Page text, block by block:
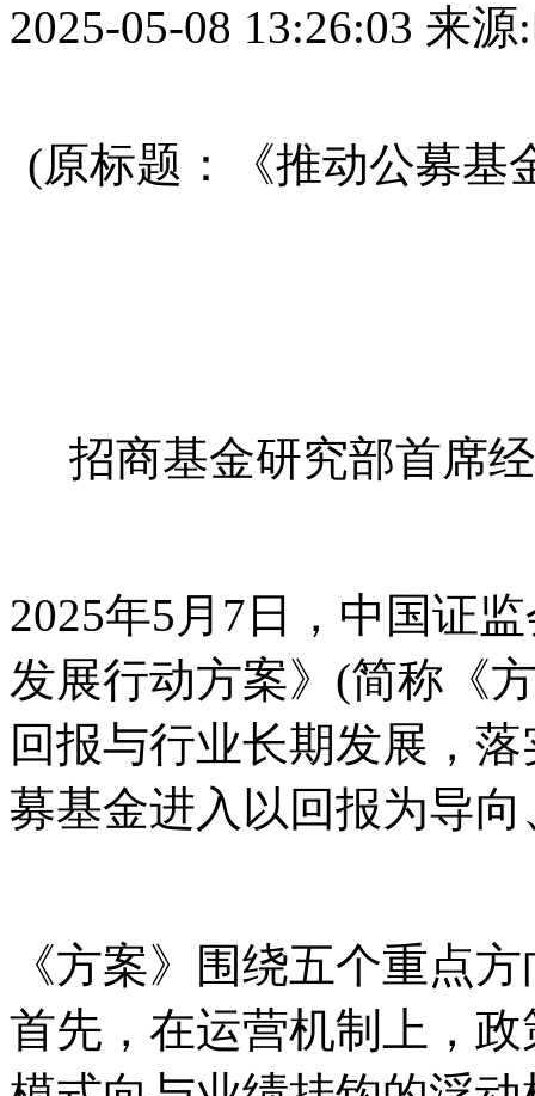
2025-05-08 13:26:03 来源
(原标题：《推动公募基
招商基金研究部首席
2025年5月7日，中国证
发展行动方案》(简称《
回报与行业长期发展，
募基金进入以回报为导
《方案》围绕五个重点
首先，在运营机制上，